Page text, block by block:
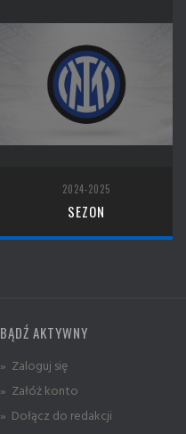
2024-2025
SEZON
BĄDŹ AKTYWNY
» Zaloguj się
» Załóż konto
» Dołącz do redakcji